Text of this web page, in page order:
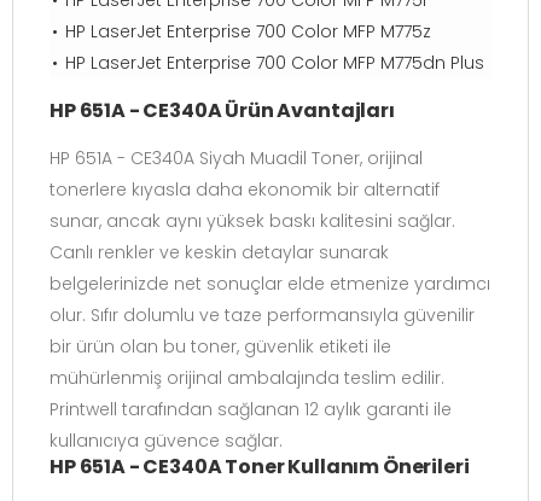
HP LaserJet Enterprise 700 Color MFP M775z
HP LaserJet Enterprise 700 Color MFP M775dn Plus
HP 651A - CE340A Ürün Avantajları
HP 651A - CE340A Siyah Muadil Toner, orijinal
tonerlere kıyasla daha ekonomik bir alternatif
sunar, ancak aynı yüksek baskı kalitesini sağlar.
Canlı renkler ve keskin detaylar sunarak
belgelerinizde net sonuçlar elde etmenize yardımcı
olur. Sıfır dolumlu ve taze performansıyla güvenilir
bir ürün olan bu toner, güvenlik etiketi ile
mühürlenmiş orijinal ambalajında teslim edilir.
Printwell tarafından sağlanan 12 aylık garanti ile
kullanıcıya güvence sağlar.
HP 651A - CE340A Toner Kullanım Önerileri